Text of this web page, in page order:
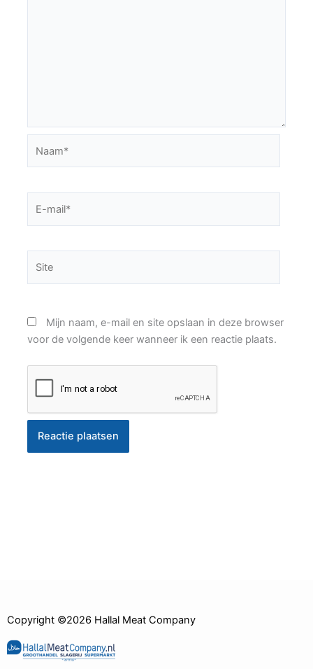
mail*
Mijn naam, e-mail en site opslaan in deze browser
voor de volgende keer wanneer ik een reactie plaats.
Copyright ©2026 Hallal Meat Company